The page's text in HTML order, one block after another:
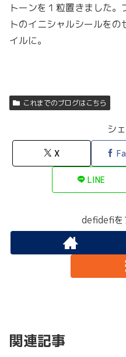
トーンを１粒置きました
トのイニシャルシールを
イルに。
これまでのブログはこちら
シ
X
LINE
defidefiを
関連記事